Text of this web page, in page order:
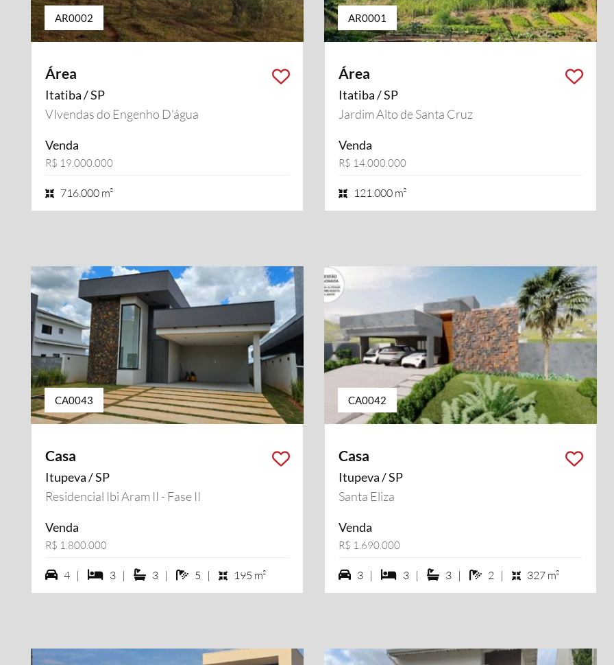
AR0002
Área
Itatiba / SP
VIvendas do Engenho D'água
Venda
R$ 19.000.000
716.000 m²
AR0001
Área
Itatiba / SP
Jardim Alto de Santa Cruz
Venda
R$ 14.000.000
121.000 m²
CA0043
Casa
Itupeva / SP
Residencial Ibi Aram II - Fase II
Venda
R$ 1.800.000
4 vagas na garagem
4 | 3 dormiórios
3 | 3 suítes
3 | 5 banheiros
5 | 195 m²
CA0042
Casa
Itupeva / SP
Santa Eliza
Venda
R$ 1.690.000
3 vagas na garagem
3 | 3 dormiórios
3 | 3 suítes
3 | 2 banheiros
2 | 327 m²